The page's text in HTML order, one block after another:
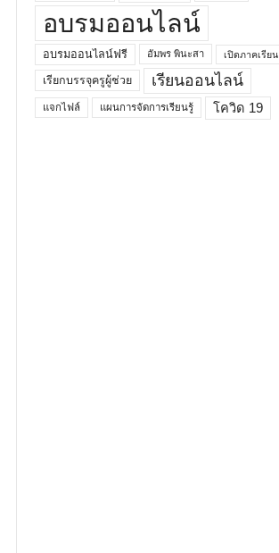
อบรมออนไลน์
อบรมออนไลน์ฟรี อัมพร พินะสา เปิดภาคเรียน
เรียกบรรจุครูผู้ช่วย เรียนออนไลน์
แจกไฟล์ แผนการจัดการเรียนรู้ โควิด 19